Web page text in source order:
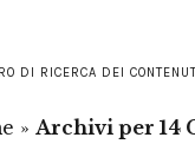
DI RICERCA DEI
» Archivi per 14